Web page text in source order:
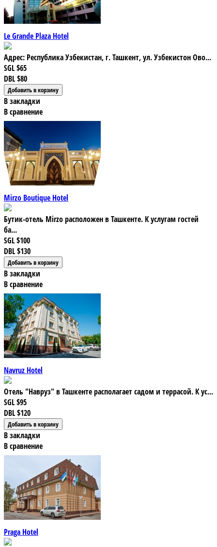
Le Grande Plaza Hotel
Адрес: Республика Узбекистан, г. Ташкент, ул. Узбекистон Ово...
SGL$65
DBL$80
В закладки
В сравнение
Mirzo Boutique Hotel
Бутик-отель Mirzo расположен в Ташкенте. К услугам гостей
ба...
SGL$100
DBL$130
В закладки
В сравнение
Navruz Hotel
Отель "Навруз" в Ташкенте располагает садом и террасой. К ус...
SGL$95
DBL$120
В закладки
В сравнение
Praga Hotel